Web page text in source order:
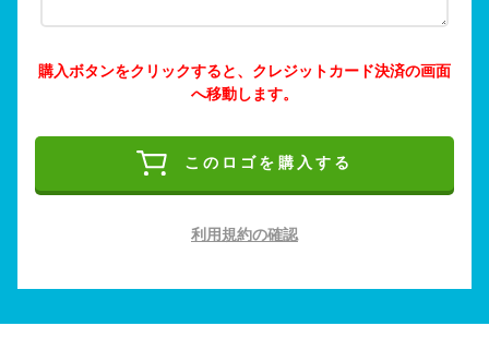
購入ボタンをクリックすると、クレジットカード決済の画面
へ移動します。
このロゴを購入する
利用規約の確認